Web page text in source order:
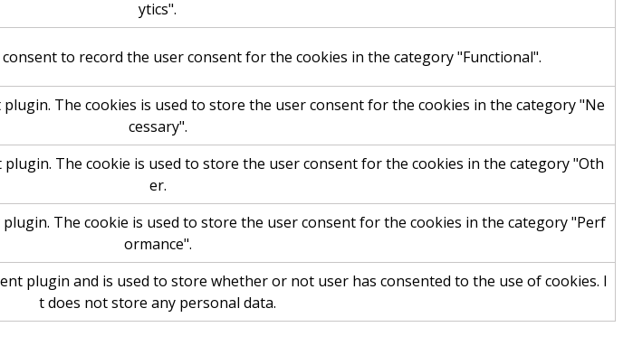
ytics".
consent to record the user consent for the cookies in the category "Functional".
plugin. The cookies is used to store the user consent for the cookies in the category "Ne
cessary".
plugin. The cookie is used to store the user consent for the cookies in the category "Oth
er.
plugin. The cookie is used to store the user consent for the cookies in the category "Perf
ormance".
plugin and is used to store whether or not user has consented to the use of cookies. I
t does not store any personal data.